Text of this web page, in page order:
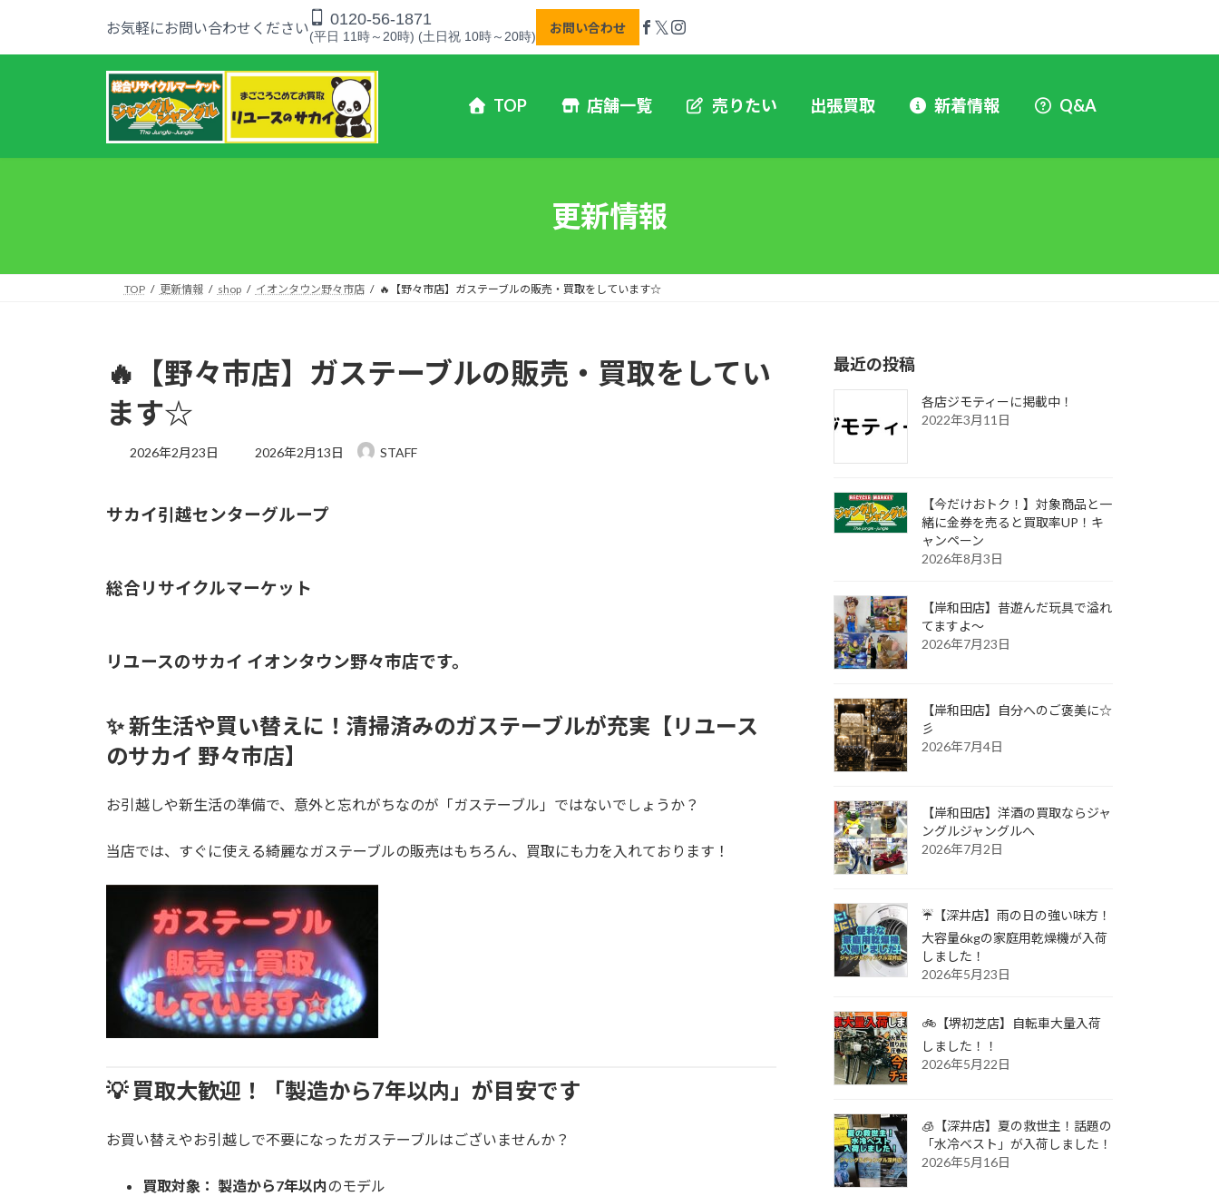
テ
キ
ゲ
に
お気軽にお問い合わせください 0120-56-1871
(平日 11時～20時) (土日祝 10時～20時)
お問い合わせ 𝕏
TOP 店舗一覧 売りたい 出張買取 新着情報 Q&A
更新情報
TOP 更新情報 shop イオンタウン野々市店 🔥【野々市店】ガステーブルの販売・買取をしています☆
🔥【野々市店】ガステーブルの販売・買取をしてい
ます☆
2026年2月23日
最
日
2026年2月13日 STAFF
サカイ引越センターグループ
総合リサイクルマーケット
リユースのサカイ イオンタウン野々市店です。
✨ 新生活や買い替えに！清掃済みのガステーブルが充実【リユース
のサカイ 野々市店】
お引越しや新生活の準備で、意外と忘れがちなのが「ガステーブル」ではないでしょうか？
当店では、すぐに使える綺麗なガステーブルの販売はもちろん、買取にも力を入れております！
💡 買取大歓迎！「製造から7年以内」が目安です
お買い替えやお引越しで不要になったガステーブルはございませんか？
買取対象： 製造から7年以内のモデル
最近の投稿
各店ジモティーに掲載中！
2022年3月11日
【今だけおトク！】対象商品と一
緒に金券を売ると買取率UP！キ
ャンペーン
2026年8月3日
【岸和田店】昔遊んだ玩具で溢れ
てますよ～
2026年7月23日
【岸和田店】自分へのご褒美に☆
彡
2026年7月4日
【岸和田店】洋酒の買取ならジャ
ングルジャングルへ
2026年7月2日
☔【深井店】雨の日の強い味方！
大容量6kgの家庭用乾燥機が入荷
しました！
2026年5月23日
🚲【堺初芝店】自転車大量入荷
しました！！
2026年5月22日
🧊【深井店】夏の救世主！話題の
「水冷ベスト」が入荷しました！
2026年5月16日